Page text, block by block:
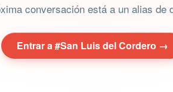
conversación está a un alias de
Entrar a #San Luis del Cordero →